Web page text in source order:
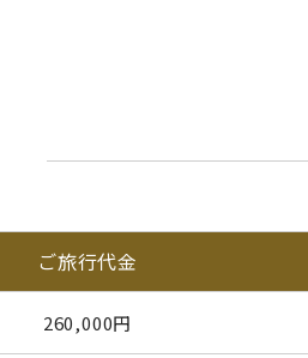
ご旅行代金
260,000円